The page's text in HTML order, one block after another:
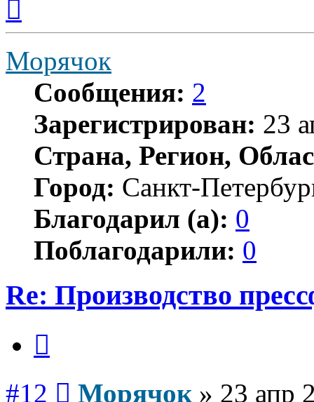
началу
Морячок
Сообщения: 2
Зарегистрирован: 23
Страна, Регион,
Город: Санкт-
Благодарил (а): 0
Поблагодарили: 0
Re: Производство
#12 Морячок» 23 апр